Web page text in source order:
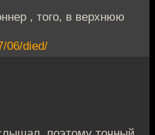
, того, в верхнюю
06/died/